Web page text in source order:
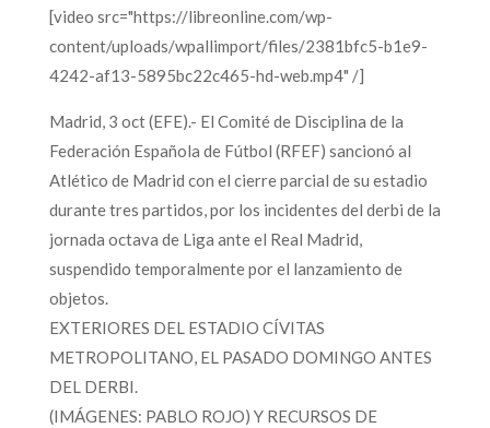
[video src="https://libreonline.com/wp-
content/uploads/wpallimport/files/2381bfc5-b1e9-
4242-af13-5895bc22c465-hd-web.mp4" /]
Madrid, 3 oct (EFE).- El Comité de Disciplina de la
Federación Española de Fútbol (RFEF) sancionó al
Atlético de Madrid con el cierre parcial de su estadio
durante tres partidos, por los incidentes del derbi de la
jornada octava de Liga ante el Real Madrid,
suspendido temporalmente por el lanzamiento de
objetos.
EXTERIORES DEL ESTADIO CÍVITAS
METROPOLITANO, EL PASADO DOMINGO ANTES
DEL DERBI.
(IMÁGENES: PABLO ROJO) Y RECURSOS DE